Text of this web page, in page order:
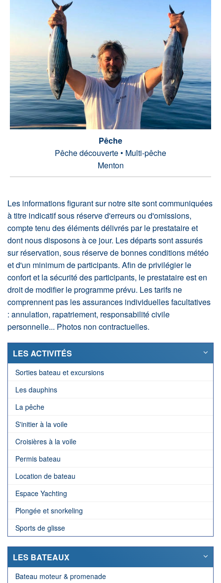
Pêche
Pêche découverte • Multi-pêche
Menton
Les informations figurant sur notre site sont communiquées
à titre indicatif sous réserve d'erreurs ou d'omissions,
compte tenu des éléments délivrés par le prestataire et
dont nous disposons à ce jour. Les départs sont assurés
sur réservation, sous réserve de bonnes conditions météo
et d'un minimum de participants. Afin de privilégier le
confort et la sécurité des participants, le prestataire est en
droit de modifier le programme prévu. Les tarifs ne
comprennent pas les assurances individuelles facultatives
: annulation, rapatriement, responsabilité civile
personnelle... Photos non contractuelles.
LES ACTIVITÉS
Sorties bateau et excursions
Les dauphins
La pêche
S'initier à la voile
Croisières à la voile
Permis bateau
Location de bateau
Espace Yachting
Plongée et snorkeling
Sports de glisse
LES BATEAUX
Bateau moteur & promenade